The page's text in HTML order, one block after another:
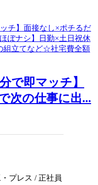
で即マッチ】
次の仕事に出...
プレス / 正社員